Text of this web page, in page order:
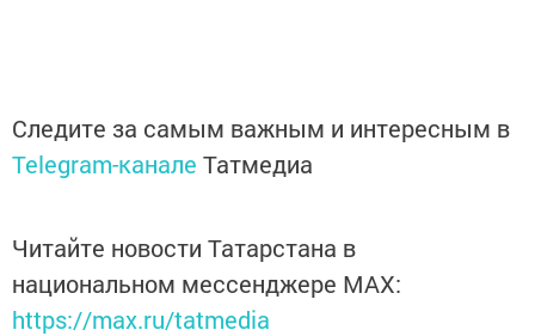
Следите за самым важным и интересным в
Telegram-канале Татмедиа
Читайте новости Татарстана в
национальном мессенджере MАХ:
https://max.ru/tatmedia